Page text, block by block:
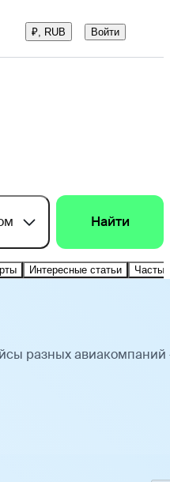
₽, RUB Войти
Найти
Интересные статьи
разных